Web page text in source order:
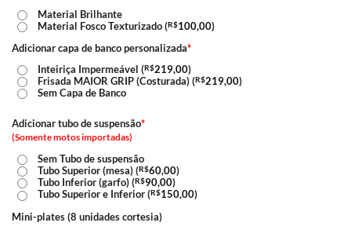
Material Brilhante
Material Fosco Texturizado (R$100,00)
Adicionar capa de banco personalizada*
Inteiriça Impermeável (R$219,00)
Frisada MAIOR GRIP (Costurada) (R$219,00)
Sem Capa de Banco
Adicionar tubo de suspensão*
(Somente motos importadas)
Sem Tubo de suspensão
Tubo Superior (mesa) (R$60,00)
Tubo Inferior (garfo) (R$90,00)
Tubo Superior e Inferior (R$150,00)
Mini-plates (8 unidades cortesia)